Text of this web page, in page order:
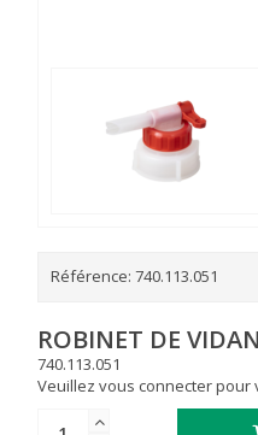
Référence: 740.113.051
ROBINET DE
740.113.051
Veuillez vous connecter pour